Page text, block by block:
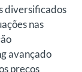
diversificados
nas
avançado
preços